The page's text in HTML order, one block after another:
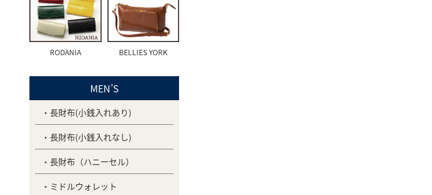
RODANIA BELLIES YORK
MEN’S
長財布(小銭入れあり)
長財布(小銭入れなし)
長財布（ハニーセル）
ミドルウォレット